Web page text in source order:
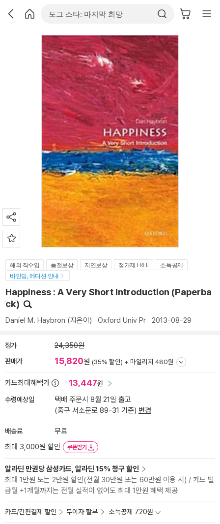
해외 직수입 품절보상 지연보상 정가제 FREE
소득공제
바인딩, 에디션 안내
Happiness : A Very Short Introduction (Paperba
ck)
Daniel M. Haybron (지은이) Oxford Univ Pr 2013-08-29
정가 24,350원
판매가 15,820원 (35% 할인) + 마일리지 480원
카드최대혜택가 13,447원
수령예상일
택배 주문시 8월 21일 출고
(중구 서소문로 89-31 기준) 변경
배송료
무료
최대 3,000원 할인
쿠폰받기
알라딘 만권당 삼성카드, 알라딘 15% 청구 할인
최대 1만원 또는 2만원 할인(전월 30만원 또는 60만원 이용 시) / 카드 발
급월 +1개월까지는 전월 실적이 없어도 최대 1만원 혜택 제공
카드/간편결제 할인 무이자 할부 소득공제 720원